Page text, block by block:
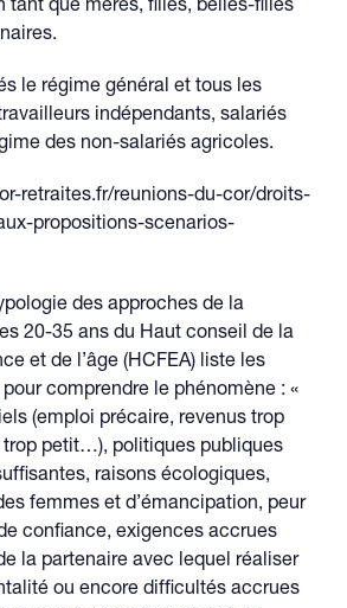
tant que mères, filles, belles-filles
le régime général et tous les
indépendants, salariés
des non-salariés agricoles.
retraites.fr/reunions-du-cor/droits-
propositions-scenarios-
des approches de la
20-35 ans du Haut conseil de la
et de l’âge (HCFEA) liste les
comprendre le phénomène : «
(emploi précaire, revenus trop
petit…), politiques publiques
raisons écologiques,
femmes et d’émancipation, peur
confiance, exigences accrues
la partenaire avec lequel réaliser
ou encore difficultés accrues